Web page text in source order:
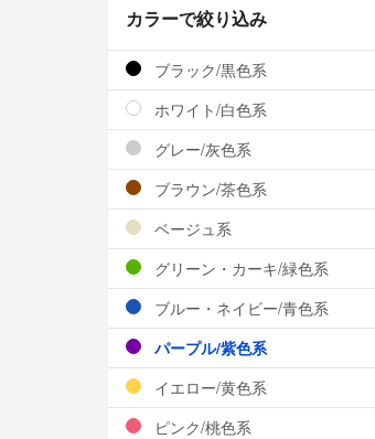
カラーで絞り込み
ブラック/黒色系
ホワイト/白色系
グレー/灰色系
ブラウン/茶色系
ベージュ系
グリーン・カーキ/緑色系
ブルー・ネイビー/青色系
パープル/紫色系
イエロー/黄色系
ピンク/桃色系